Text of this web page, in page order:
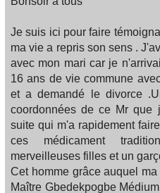
Je suis ici pour faire
ma vie a repris son sens .
avec mon mari car je
16 ans de vie commune
et a demandé le divorce
coordonnées de ce Mr que
suite qui m'a rapidement
ces médicament
merveilleuses filles et un
Cet homme grâce auquel
Maître Gbedekpogbe